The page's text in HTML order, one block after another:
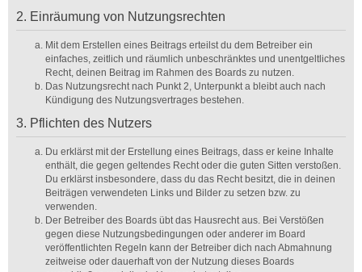
2. Einräumung von Nutzungsrechten
Mit dem Erstellen eines Beitrags erteilst du dem Betreiber ein
einfaches, zeitlich und räumlich unbeschränktes und unentgeltliches
Recht, deinen Beitrag im Rahmen des Boards zu nutzen.
Das Nutzungsrecht nach Punkt 2, Unterpunkt a bleibt auch nach
Kündigung des Nutzungsvertrages bestehen.
3. Pflichten des Nutzers
Du erklärst mit der Erstellung eines Beitrags, dass er keine Inhalte
enthält, die gegen geltendes Recht oder die guten Sitten verstoßen.
Du erklärst insbesondere, dass du das Recht besitzt, die in deinen
Beiträgen verwendeten Links und Bilder zu setzen bzw. zu
verwenden.
Der Betreiber des Boards übt das Hausrecht aus. Bei Verstößen
gegen diese Nutzungsbedingungen oder anderer im Board
veröffentlichten Regeln kann der Betreiber dich nach Abmahnung
zeitweise oder dauerhaft von der Nutzung dieses Boards